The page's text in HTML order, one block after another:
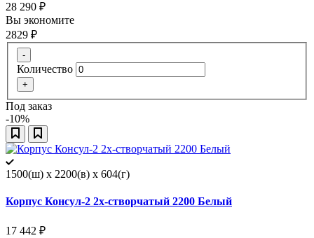
28 290 ₽
Вы экономите
2829 ₽
-
Количество
+
Под заказ
-10%
1500(ш) x 2200(в) x 604(г)
Корпус Консул-2 2х-створчатый 2200 Белый
17 442 ₽